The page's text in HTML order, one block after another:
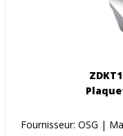
Fournisseur: OSG |